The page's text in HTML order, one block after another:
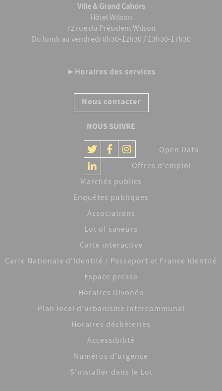
Ville & Grand Cahors
Hôtel Wilson
72 rue du Président Wilson
Du lundi au vendredi 8h30-12h30 / 13h30-17h30
► Horaires des services
Nous contacter
NOUS SUIVRE
Open Data
Offres d'emploi
Marchés publics
Enquêtes publiques
Associations
Lot of saveurs
Carte interactive
Carte Nationale d'Identité / Passeport et France Identité
Espace presse
Horaires Divonéo
Plan local d'urbanisme intercommunal
Horaires déchèteries
Accessibilité
Numéros d'urgence
S'installer dans le Lot